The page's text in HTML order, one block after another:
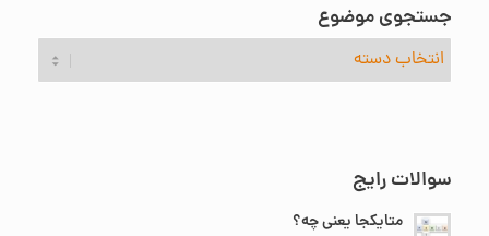
جستجوی موضوع
جستجوی
موضوع
سوالات رایج
متایکجا یعنی چه؟